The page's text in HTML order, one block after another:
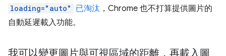
loading="auto" 已淘汰 ，Chrome 也不打算提供圖片的
自動延遲載入功能。
我可以變更圖片與可視區域的距離，再載入圖